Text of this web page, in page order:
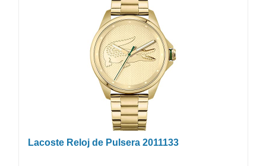
Lacoste Reloj de Pulsera 2011133